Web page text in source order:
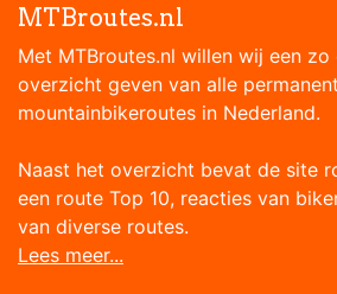
MTBroutes.nl
Met MTBroutes.nl willen wij een
overzicht geven van alle
mountainbikeroutes in Nederland.
Naast het overzicht bevat de site
een route Top 10, reacties van
van diverse routes.
Lees meer...